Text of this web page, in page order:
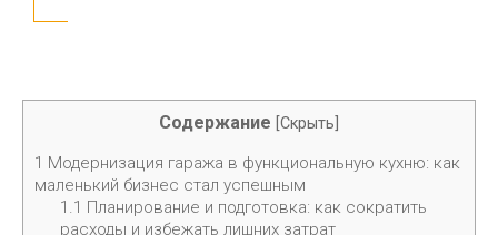
Содержание Скрыть
1 Модернизация гаража в функциональную кухню: как
маленький бизнес стал успешным
1.1 Планирование и подготовка: как сократить
расходы и избежать лишних затрат